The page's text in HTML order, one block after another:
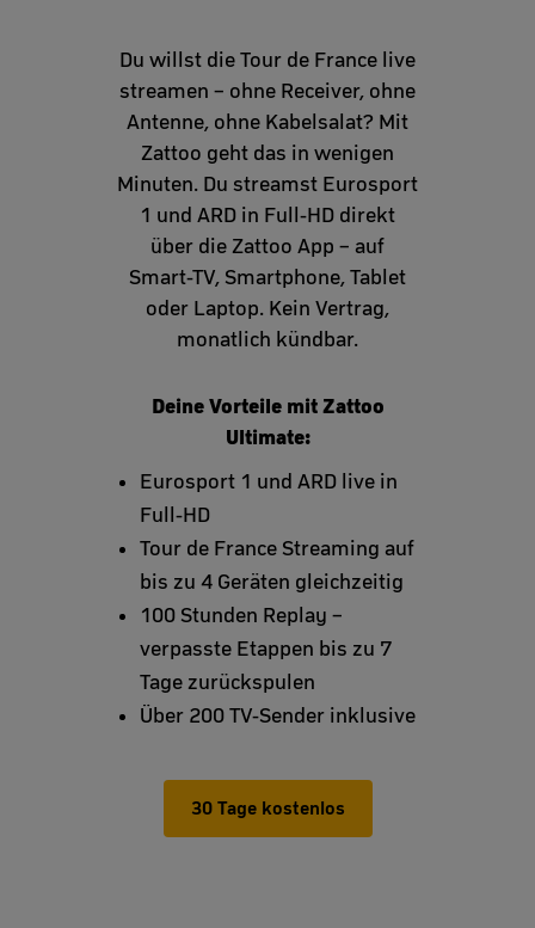
Du willst die Tour de France live
streamen – ohne Receiver, ohne
Antenne, ohne Kabelsalat? Mit
Zattoo geht das in wenigen
Minuten. Du streamst Eurosport
1 und ARD in Full-HD direkt
über die Zattoo App – auf
Smart-TV, Smartphone, Tablet
oder Laptop. Kein Vertrag,
monatlich kündbar.
Deine Vorteile mit Zattoo
Ultimate:
Eurosport 1 und ARD live in
Full-HD
Tour de France Streaming auf
bis zu 4 Geräten gleichzeitig
100 Stunden Replay –
verpasste Etappen bis zu 7
Tage zurückspulen
Über 200 TV-Sender inklusive
30 Tage kostenlos